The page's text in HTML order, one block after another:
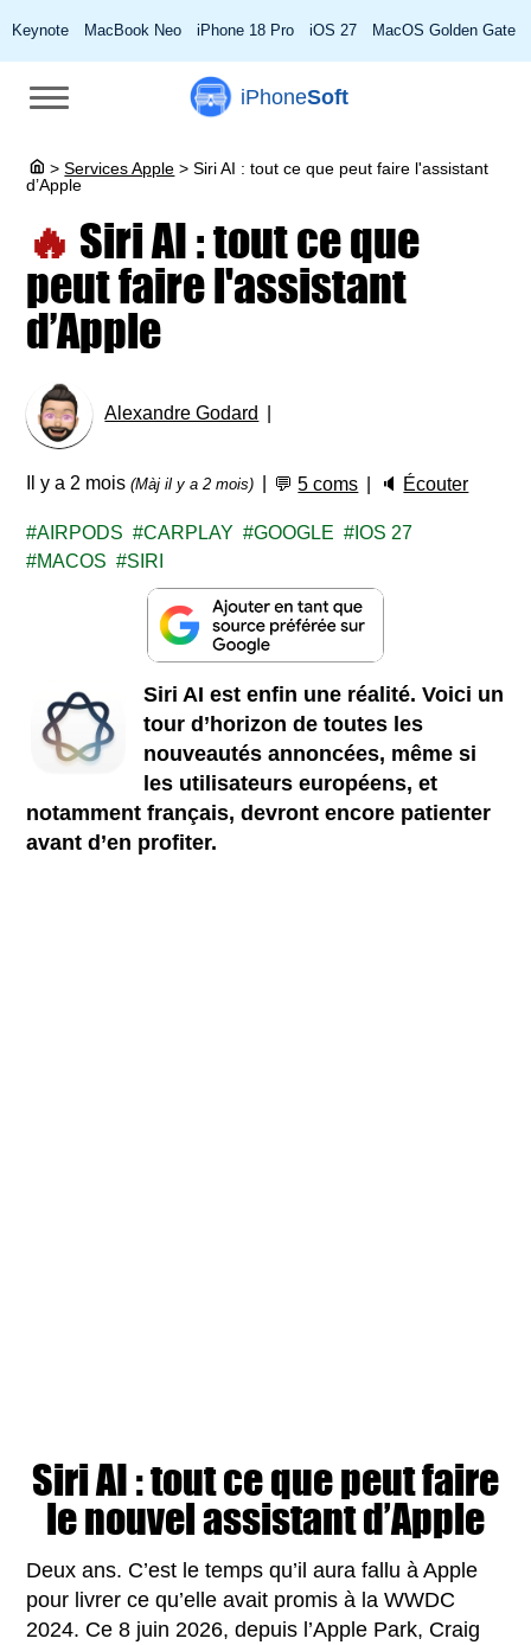
Keynote MacBook Neo iPhone 18 Pro iOS 27 MacOS Golden Gate
iPhoneSoft
> Services Apple > Siri AI : tout ce que peut faire l'assistant
d’Apple
🔥 Siri AI : tout ce que
peut faire l'assistant
d’Apple
Alexandre Godard
Il y a 2 mois(Màj il y a 2 mois) 💬5 coms 🔈 Écouter
AIRPODS CARPLAY GOOGLE
IOS 27
MACOS
SIRI
Siri AI est enfin une réalité. Voici un
tour d’horizon de toutes les
nouveautés annoncées, même si
les utilisateurs européens, et
notamment français, devront encore patienter
avant d’en profiter.
Siri AI : tout ce que peut faire
le nouvel assistant d’Apple
Deux ans. C’est le temps qu’il aura fallu à Apple
pour livrer ce qu’elle avait promis à la WWDC
2024. Ce 8 juin 2026, depuis l’Apple Park, Craig